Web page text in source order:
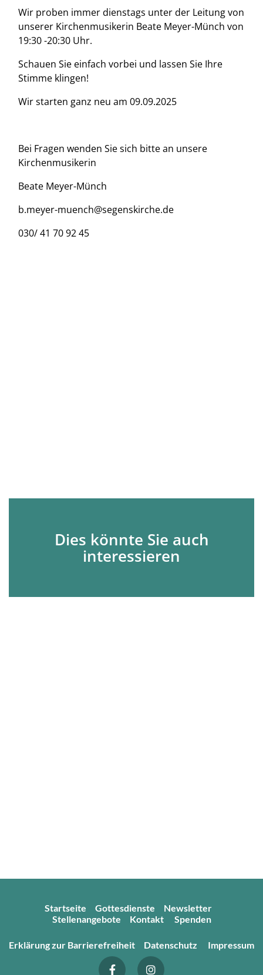
Wir proben immer dienstags unter der Leitung von
unserer Kirchenmusikerin Beate Meyer-Münch von
19:30 -20:30 Uhr.
Schauen Sie einfach vorbei und lassen Sie Ihre
Stimme klingen!
Wir starten ganz neu am 09.09.2025
Bei Fragen wenden Sie sich bitte an unsere
Kirchenmusikerin
Beate Meyer-Münch
b.meyer-muench@segenskirche.de
030/ 41 70 92 45
Dies könnte Sie auch
interessieren
Startseite Gottesdienste
Newsletter
Stellenangebote
Kontakt Spenden
Erklärung zur Barrierefreiheit Datenschutz Impressum